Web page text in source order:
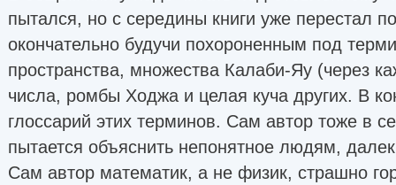
пытался, но с середины книги уже перестал
окончательно будучи похороненным под
пространства, множества Калаби-Яу (через
числа, ромбы Ходжа и целая куча других. В
глоссарий этих терминов. Сам автор тоже в
пытается объяснить непонятное людям,
Сам автор математик, а не физик, страшно